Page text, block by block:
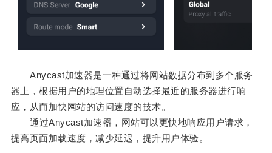
Anycast加速器是一种通过将网站数据分布到多个服务
器上，根据用户的地理位置自动选择最近的服务器进行响
应，从而加快网站的访问速度的技术。
通过Anycast加速器，网站可以更快地响应用户请求，
提高页面加载速度，减少延迟，提升用户体验。